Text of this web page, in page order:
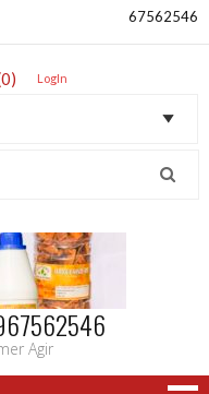
67562546
LogIn
Agir